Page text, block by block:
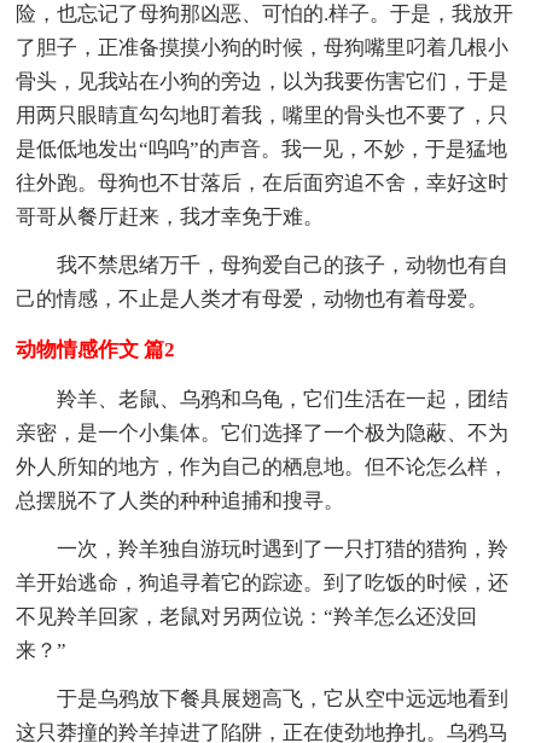
险，也忘记了母狗那凶恶、可怕的.样子。于是，我放开
了胆子，正准备摸摸小狗的时候，母狗嘴里叼着几根小
骨头，见我站在小狗的旁边，以为我要伤害它们，于是
用两只眼睛直勾勾地盯着我，嘴里的骨头也不要了，只
是低低地发出“呜呜”的声音。我一见，不妙，于是猛地
往外跑。母狗也不甘落后，在后面穷追不舍，幸好这时
哥哥从餐厅赶来，我才幸免于难。
我不禁思绪万千，母狗爱自己的孩子，动物也有自
己的情感，不止是人类才有母爱，动物也有着母爱。
动物情感作文 篇2
羚羊、老鼠、乌鸦和乌龟，它们生活在一起，团结
亲密，是一个小集体。它们选择了一个极为隐蔽、不为
外人所知的地方，作为自己的栖息地。但不论怎么样，
总摆脱不了人类的种种追捕和搜寻。
一次，羚羊独自游玩时遇到了一只打猎的猎狗，羚
羊开始逃命，狗追寻着它的踪迹。到了吃饭的时候，还
不见羚羊回家，老鼠对另两位说：“羚羊怎么还没回
来？”
于是乌鸦放下餐具展翅高飞，它从空中远远地看到
这只莽撞的羚羊掉进了陷阱，正在使劲地挣扎。乌鸦马